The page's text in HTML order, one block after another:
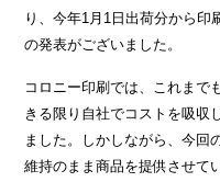
り、今年1月1日出荷分から印
の発表がございました。
コロニー印刷では、これまで
きる限り自社でコストを吸収
ました。しかしながら、今回
維持のまま商品を提供させて